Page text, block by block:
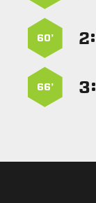
:
60’
:
66’